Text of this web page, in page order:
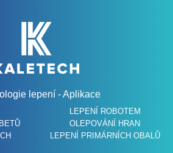
lepení - Aplikace
LEPENÍ ROBOTEM
OLEPOVÁNÍ HRAN
LEPENÍ PRIMÁRNÍCH OBALŮ